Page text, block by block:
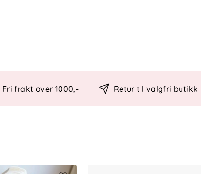
Fri frakt over 1000,- Retur til valgfri butikk